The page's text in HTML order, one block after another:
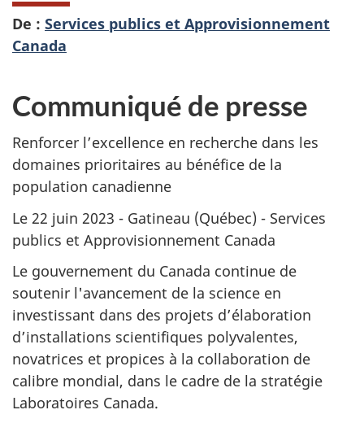
De : Services publics et Approvisionnement
Canada
Communiqué de presse
Renforcer l’excellence en recherche dans les
domaines prioritaires au bénéfice de la
population canadienne
Le 22 juin 2023 - Gatineau (Québec) - Services
publics et Approvisionnement Canada
Le gouvernement du Canada continue de
soutenir l'avancement de la science en
investissant dans des projets d’élaboration
d’installations scientifiques polyvalentes,
novatrices et propices à la collaboration de
calibre mondial, dans le cadre de la stratégie
Laboratoires Canada.